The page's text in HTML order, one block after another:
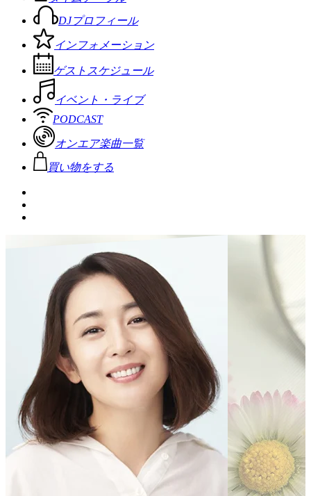
DJプロフィール
インフォメーション
ゲストスケジュール
イベント・ライブ
PODCAST
オンエア楽曲一覧
買い物をする